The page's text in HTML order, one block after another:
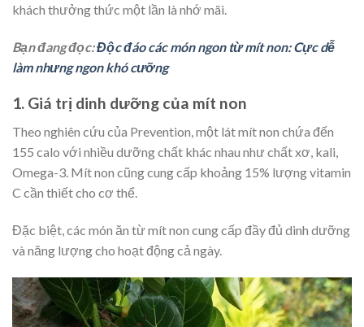
khách thưởng thức một lần là nhớ mãi.
Bạn đang đọc:Độc đáo các món ngon từ mít non: Cực dễ
làm nhưng ngon khó cưỡng
1. Giá trị dinh dưỡng của mít non
Theo nghiên cứu của Prevention, một lát mít non chứa đến
155 calo với nhiều dưỡng chất khác nhau như chất xơ, kali,
Omega-3. Mít non cũng cung cấp khoảng 15% lượng vitamin
C cần thiết cho cơ thể.
Đặc biệt, các món ăn từ mít non cung cấp đầy đủ dinh dưỡng
và năng lượng cho hoạt động cả ngày.